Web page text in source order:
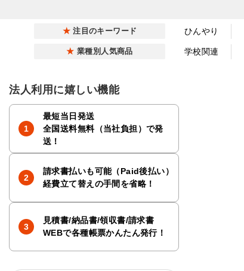
注目のキーワード ひんやり
業種別人気商品 学校関連
法人利用に嬉しい機能
最短当日発送
全国送料無料（当社負担）で発
送！
請求書払いも可能（Paid後払い）
経費立て替えの手間を省略！
見積書/納品書/領収書/請求書
WEBで各種帳票かんたん発行！